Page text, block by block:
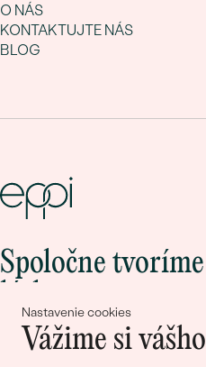
Nastavenie cookies
Vážime si
O NÁS
KONTAKTUJTE NÁS
BLOG
Spoločne
Pripojte sa k nám!